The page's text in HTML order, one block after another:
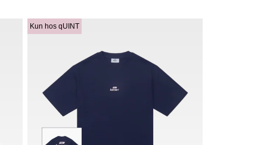
Kun hos qUINT